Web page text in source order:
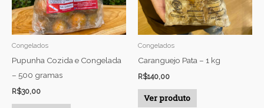
Congelados
Pupunha Cozida e Congelada
– 500 gramas
R$30,00
Congelados
Caranguejo Pata – 1 kg
R$140,00
Ver produto